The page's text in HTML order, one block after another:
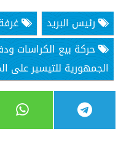
رئيس البريد
حركة بيع الكراسات
الجمهورية للتيسير على